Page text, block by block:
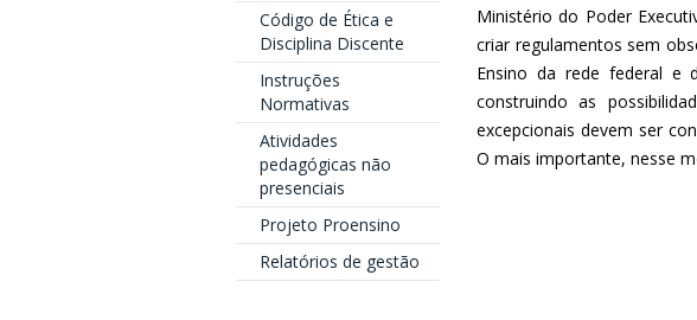
Código de Ética e
Disciplina Discente
Instruções
Normativas
Atividades
pedagógicas não
presenciais
Projeto Proensino
Relatórios de gestão
Ministério do Poder
criar regulamentos sem
Ensino da rede federal e
construindo as
excepcionais devem ser
O mais importante, nesse